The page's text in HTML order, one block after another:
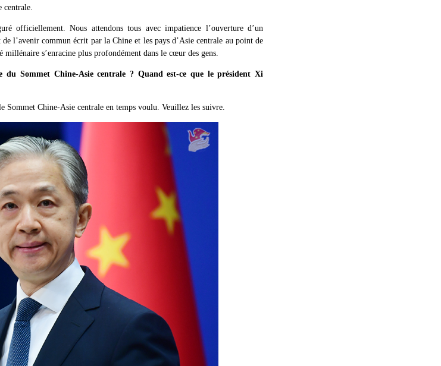
centrale.
officiellement. Nous attendons tous avec impatience l’ouverture d’un
l’avenir commun écrit par la Chine et les pays d’Asie centrale au point de
s’enracine plus profondément dans le cœur des gens.
du Sommet Chine-Asie centrale ? Quand est-ce que le président Xi
Sommet Chine-Asie centrale en temps voulu. Veuillez les suivre.